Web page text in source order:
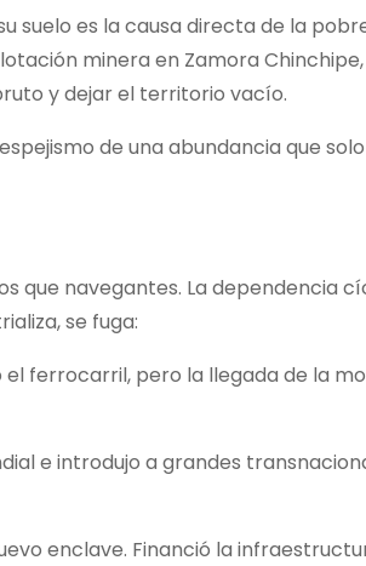
suelo es la causa directa de la
minera en Zamora
y dejar el territorio vacío.
de una abundancia que
que navegantes. La dependencia
se fuga:
ferrocarril, pero la llegada de la
e introdujo a grandes
enclave. Financió la